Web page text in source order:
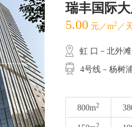
瑞丰国际
5.00 元／m2 ／
虹 口－北外滩
4号线－杨树
800m2
2